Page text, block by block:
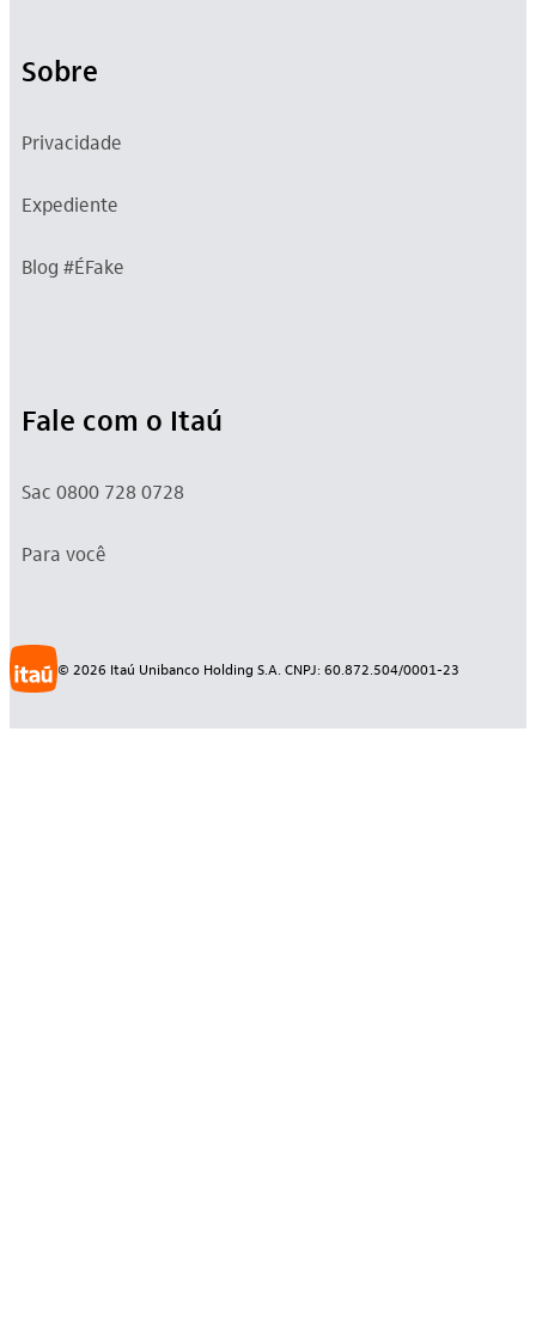
Sobre
Privacidade
Expediente
Blog #ÉFake
Fale com o Itaú
Sac 0800 728 0728
Para você
© 2026 Itaú Unibanco Holding S.A. CNPJ: 60.872.504/0001-23